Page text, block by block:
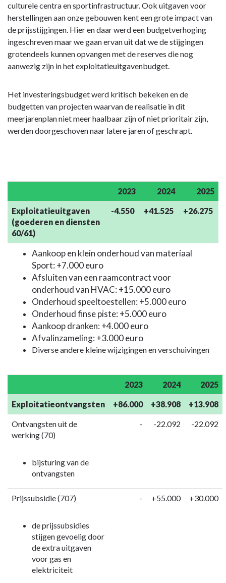
culturele centra en sportinfrastructuur. Ook uitgaven voor
herstellingen aan onze gebouwen kent een grote impact van
de prijsstijgingen. Hier en daar werd een budgetverhoging
ingeschreven maar we gaan ervan uit dat we de stijgingen
grotendeels kunnen opvangen met de reserves die nog
aanwezig zijn in het exploitatieuitgavenbudget.
Het investeringsbudget werd kritisch bekeken en de
budgetten van projecten waarvan de realisatie in dit
meerjarenplan niet meer haalbaar zijn of niet prioritair zijn,
werden doorgeschoven naar latere jaren of geschrapt.
2023 2024 2025
Exploitatieuitgaven
(goederen en diensten
60/61)
-4.550 +41.525 +26.275
Aankoop en klein onderhoud van materiaal
Sport: +7.000 euro
Afsluiten van een raamcontract voor
onderhoud van HVAC: +15.000 euro
Onderhoud speeltoestellen: +5.000 euro
Onderhoud finse piste: +5.000 euro
Aankoop dranken: +4.000 euro
Afvalinzameling: +3.000 euro
Diverse andere kleine wijzigingen en verschuivingen
2023 2024 2025
Exploitatieontvangsten +86.000 +38.908 +13.908
Ontvangsten uit de
werking (70)
bijsturing van de
ontvangsten
- -22.092 -22.092
Prijssubsidie (707)
de prijssubsidies
stijgen gevoelig door
de extra uitgaven
voor gas en
elektriciteit
- +55.000 +30.000